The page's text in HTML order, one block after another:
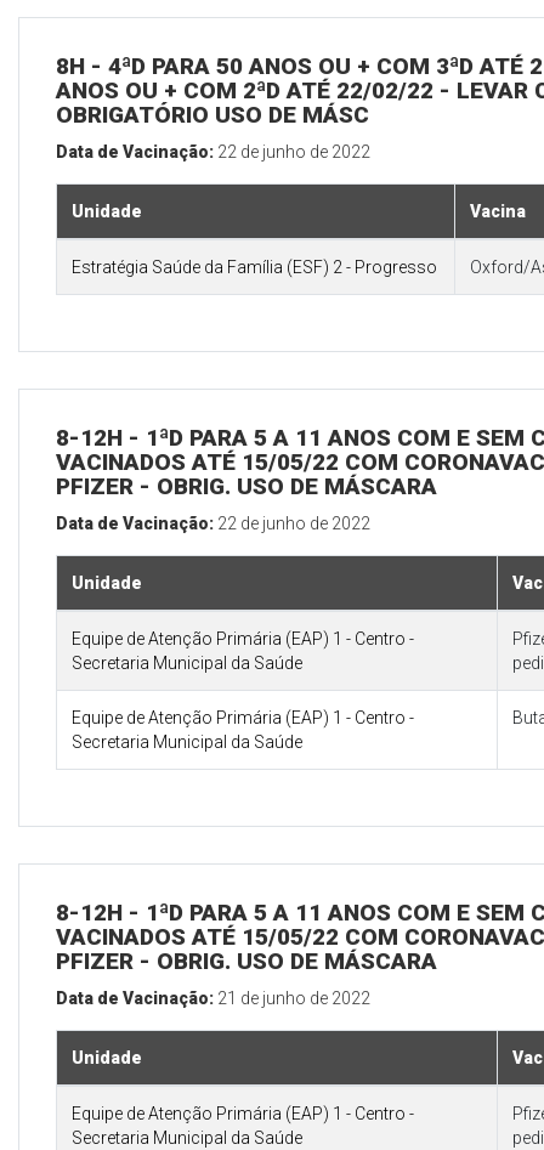
8H - 4ªD PARA 50 ANOS OU + COM 3ªD ATÉ
ANOS OU + COM 2ªD ATÉ 22/02/22 - LEVAR
OBRIGATÓRIO USO DE MÁSC
Data de Vacinação: 22 de junho de 2022
Unidade Vacina
Estratégia Saúde da Família (ESF) 2 - Progresso Oxford/
8-12H - 1ªD PARA 5 A 11 ANOS COM E SEM
VACINADOS ATÉ 15/05/22 COM
PFIZER - OBRIG. USO DE MÁSCARA
Data de Vacinação: 22 de junho de 2022
Unidade
Equipe de Atenção Primária (EAP) 1 - Centro -
Secretaria Municipal da Saúde
Equipe de Atenção Primária (EAP) 1 - Centro -
Secretaria Municipal da Saúde
8-12H - 1ªD PARA 5 A 11 ANOS COM E SEM
VACINADOS ATÉ 15/05/22 COM
PFIZER - OBRIG. USO DE MÁSCARA
Data de Vacinação: 21 de junho de 2022
Unidade
Equipe de Atenção Primária (EAP) 1 - Centro -
Secretaria Municipal da Saúde